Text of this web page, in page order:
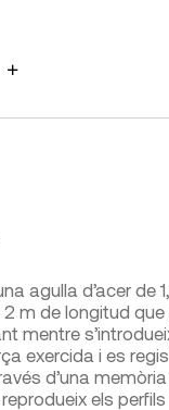
estructural
lectura
de la fusta,
de la
de quin és
és de
superficial de la
relacionada amb
espècie de fusta.
agulla d’acer de
m de longitud que
mentre
exercida i es
d’una
els